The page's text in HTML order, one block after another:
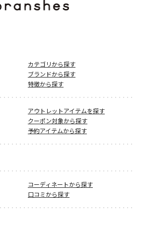
カテゴリから探す
ブランドから探す
特徴から探す
アウトレットアイテムを探す
クーポン対象から探す
予約アイテムから探す
コーディネートから探す
口コミから探す